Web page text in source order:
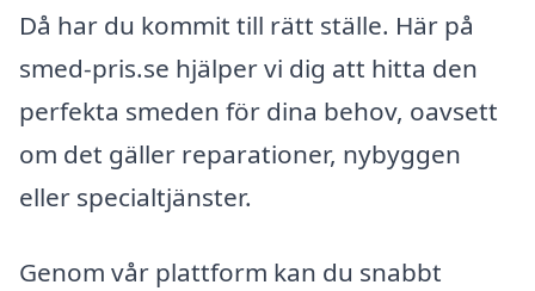
Då har du kommit till rätt ställe. Här på
smed-pris.se hjälper vi dig att hitta den
perfekta smeden för dina behov, oavsett
om det gäller reparationer, nybyggen
eller specialtjänster.
Genom vår plattform kan du snabbt